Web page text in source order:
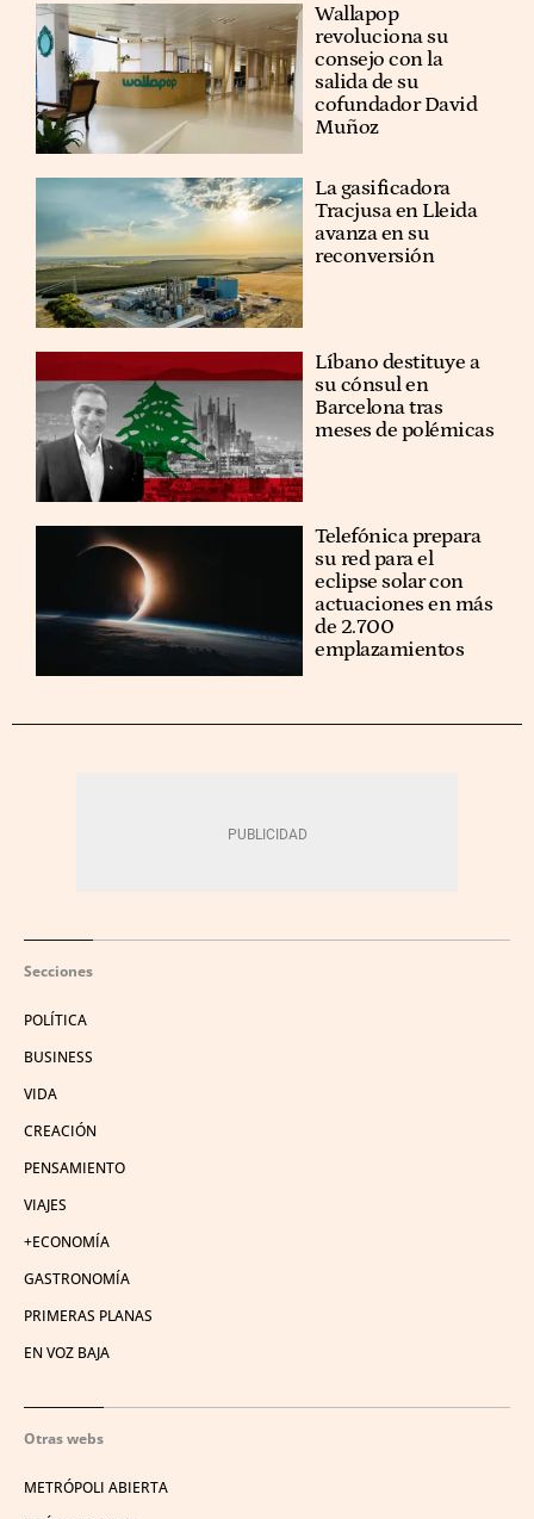
Wallapop
revoluciona su
consejo con la
salida de su
cofundador David
Muñoz
La gasificadora
Tracjusa en Lleida
avanza en su
reconversión
Líbano destituye a
su cónsul en
Barcelona tras
meses de polémicas
Telefónica prepara
su red para el
eclipse solar con
actuaciones en más
de 2.700
emplazamientos
Secciones
POLÍTICA
BUSINESS
VIDA
CREACIÓN
PENSAMIENTO
VIAJES
+ECONOMÍA
GASTRONOMÍA
PRIMERAS PLANAS
EN VOZ BAJA
Otras webs
METRÓPOLI ABIERTA